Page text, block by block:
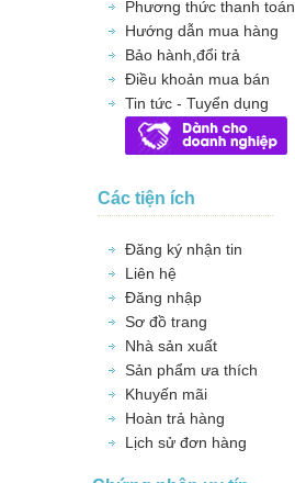
Phương thức thanh toán
Hướng dẫn mua hàng
Bảo hành,đổi trả
Điều khoản mua bán
Tin tức - Tuyển dụng
Các tiện ích
Đăng ký nhận tin
Liên hệ
Đăng nhập
Sơ đồ trang
Nhà sản xuất
Sản phẩm ưa thích
Khuyến mãi
Hoàn trả hàng
Lịch sử đơn hàng